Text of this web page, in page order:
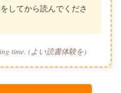
してから読んでくださ
time. (よい読書体験を)